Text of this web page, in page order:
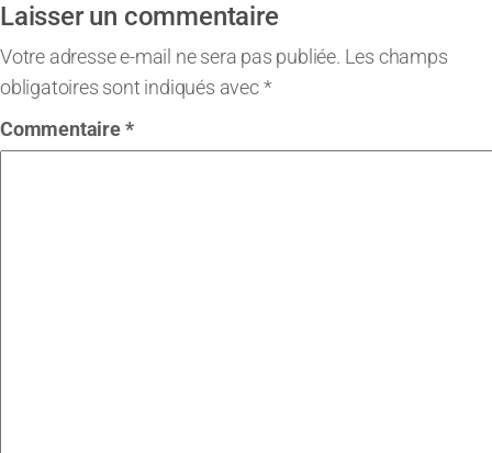
Laisser un commentaire
Votre adresse e-mail ne sera pas publiée. Les champs
obligatoires sont indiqués avec*
Commentaire*